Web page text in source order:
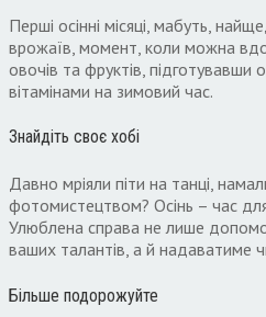
Перші осінні місяці, мабуть,
врожаїв, момент, коли можна
овочів та фруктів, підготувавши
вітамінами на зимовий час.
Знайдіть своє хобі
Давно мріяли піти на танці,
фотомистецтвом? Осінь – час для
Улюблена справа не лише
ваших талантів, а й надаватиме
Більше подорожуйте